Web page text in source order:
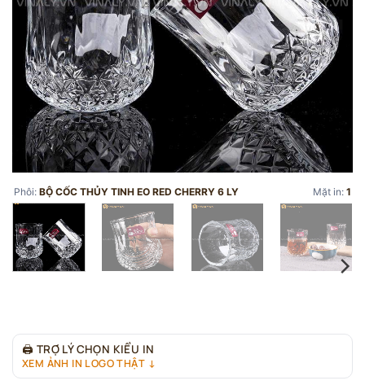
Phôi: BỘ CỐC THỦY TINH EO RED CHERRY 6 LY Mặt in: 1
🖨 TRỢ LÝ CHỌN KIỂU IN
XEM ẢNH IN LOGO THẬT ↓